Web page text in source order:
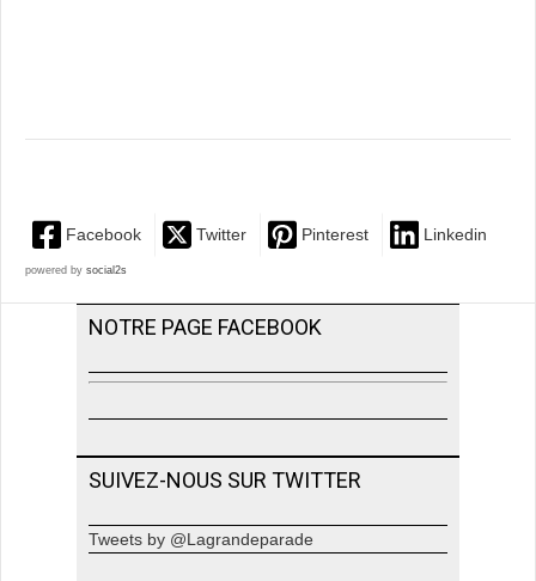
Facebook Twitter Pinterest Linkedin
powered by social2s
NOTRE PAGE FACEBOOK
SUIVEZ-NOUS SUR TWITTER
Tweets by @Lagrandeparade